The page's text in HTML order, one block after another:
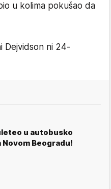
u kolima pokušao da
Dejvidson ni 24-
u autobusko
Beogradu!